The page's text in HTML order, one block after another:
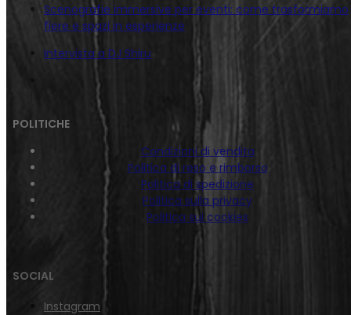
Scenografie immersive per eventi: come trasformiamo
fiere e spazi in esperienze
Intervista a DJ Shiru
POLITICHE
Condizioni di vendita
Politica di reso e rimborso
Politica di spedizione
Politica sulla privacy
Politica sui cookies
SOCIAL
Instagram